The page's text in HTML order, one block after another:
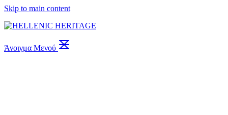
Skip to main content
Άνοιγμα Μενού